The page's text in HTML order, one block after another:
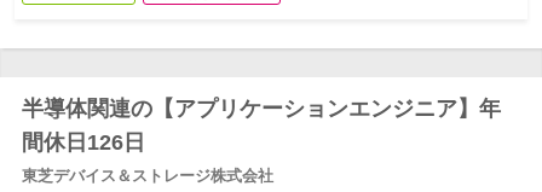
半導体関連の【アプリケーションエンジニア】年
間休日126日
東芝デバイス＆ストレージ株式会社